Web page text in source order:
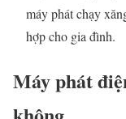
máy phát chạy
hợp cho gia đình.
Máy phát